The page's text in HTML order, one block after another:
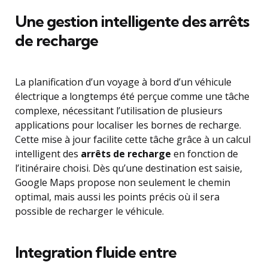
Une gestion intelligente des arrêts
de recharge
La planification d’un voyage à bord d’un véhicule
électrique a longtemps été perçue comme une tâche
complexe, nécessitant l’utilisation de plusieurs
applications pour localiser les bornes de recharge.
Cette mise à jour facilite cette tâche grâce à un calcul
intelligent des arrêts de recharge en fonction de
l’itinéraire choisi. Dès qu’une destination est saisie,
Google Maps propose non seulement le chemin
optimal, mais aussi les points précis où il sera
possible de recharger le véhicule.
Integration fluide entre